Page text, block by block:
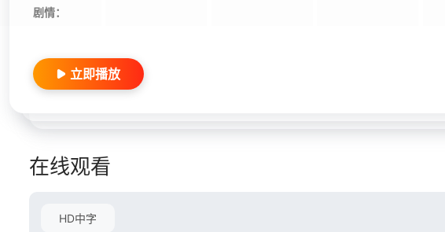
剧情：
立即播放
在线观看
HD中字